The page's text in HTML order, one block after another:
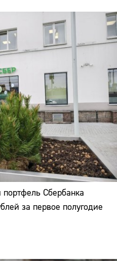
Сбербанка
за первое полугодие